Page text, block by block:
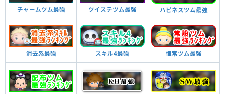
チャームツム最強 ツイステツム最強 ハピネスツム最強
消去系最強 スキル4最強 恒常ツム最強